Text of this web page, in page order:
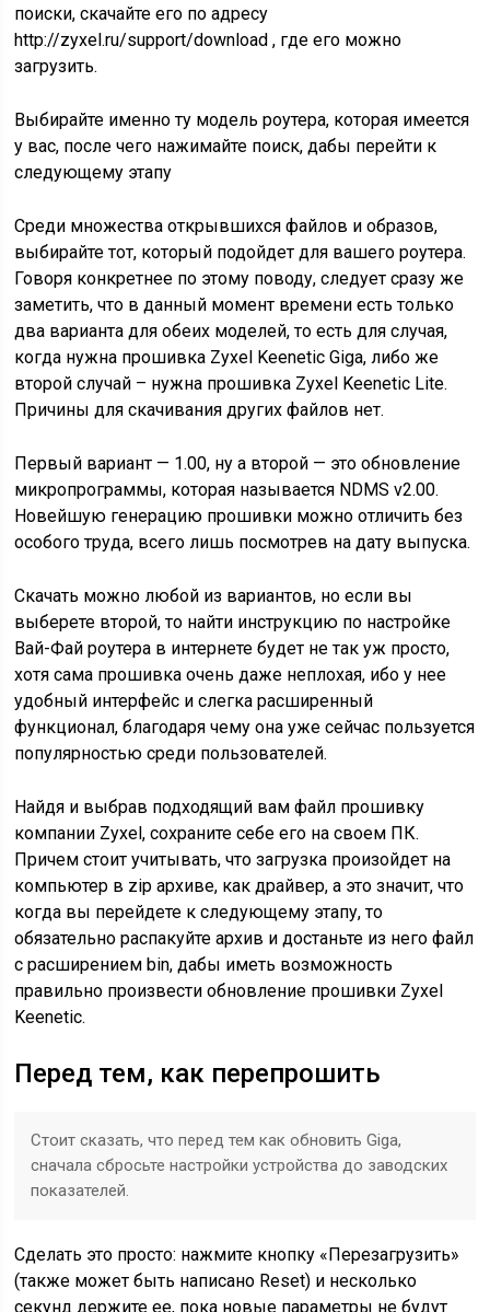
поиски, скачайте его по адресу
http://zyxel.ru/support/download , где его можно
загрузить.
Выбирайте именно ту модель роутера, которая имеется
у вас, после чего нажимайте поиск, дабы перейти к
следующему этапу
Среди множества открывшихся файлов и образов,
выбирайте тот, который подойдет для вашего роутера.
Говоря конкретнее по этому поводу, следует сразу же
заметить, что в данный момент времени есть только
два варианта для обеих моделей, то есть для случая,
когда нужна прошивка Zyxel Keenetic Giga, либо же
второй случай – нужна прошивка Zyxel Keenetic Lite.
Причины для скачивания других файлов нет.
Первый вариант — 1.00, ну а второй — это обновление
микропрограммы, которая называется NDMS v2.00.
Новейшую генерацию прошивки можно отличить без
особого труда, всего лишь посмотрев на дату выпуска.
Скачать можно любой из вариантов, но если вы
выберете второй, то найти инструкцию по настройке
Вай-Фай роутера в интернете будет не так уж просто,
хотя сама прошивка очень даже неплохая, ибо у нее
удобный интерфейс и слегка расширенный
функционал, благодаря чему она уже сейчас пользуется
популярностью среди пользователей.
Найдя и выбрав подходящий вам файл прошивку
компании Zyxel, сохраните себе его на своем ПК.
Причем стоит учитывать, что загрузка произойдет на
компьютер в zip архиве, как драйвер, а это значит, что
когда вы перейдете к следующему этапу, то
обязательно распакуйте архив и достаньте из него файл
с расширением bin, дабы иметь возможность
правильно произвести обновление прошивки Zyxel
Keenetic.
Перед тем, как перепрошить
Стоит сказать, что перед тем как обновить Giga,
сначала сбросьте настройки устройства до заводских
показателей.
Сделать это просто: нажмите кнопку «Перезагрузить»
(также может быть написано Reset) и несколько
секунд держите ее, пока новые параметры не будут